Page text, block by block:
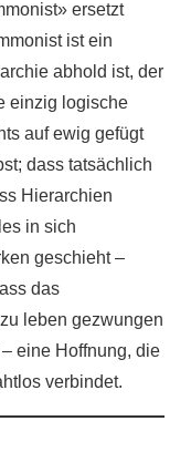
ersetzt
ist ein
abhold ist, der
einzig logische
auf ewig gefügt
dass tatsächlich
Hierarchien
in sich
geschieht –
das
leben gezwungen
eine Hoffnung, die
verbindet.